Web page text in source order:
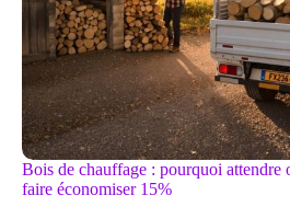
Bois de chauffage : pourquoi attendre
faire économiser 15%